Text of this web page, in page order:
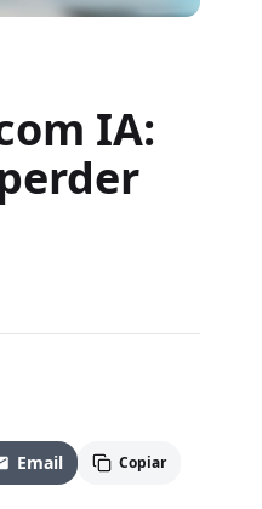
IA:
Email Copiar